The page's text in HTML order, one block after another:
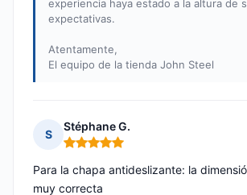
experiencia haya estado a la altura de
expectativas.
Atentamente,
El equipo de la tienda John Steel
S
Stéphane G.
Nota: 5 de 5
Para la chapa antideslizante: la
muy correcta